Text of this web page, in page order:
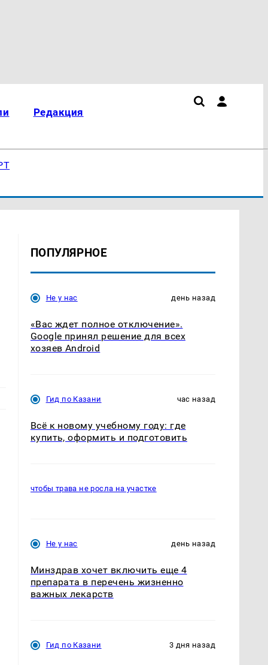
Редакция
ПОПУЛЯРНОЕ
Не у нас день назад
«Вас ждет полное отключение».
Google принял решение для всех
хозяев Android
Гид по Казани час назад
Всё к новому учебному году: где
купить, оформить и подготовить
чтобы трава не росла на участке
Не у нас день назад
Минздрав хочет включить еще 4
препарата в перечень жизненно
важных лекарств
Гид по Казани 3 дня назад